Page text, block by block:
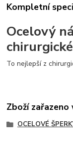
Kompletní
Ocelový
To nejlepší z
Zboží
OCELOVÉ